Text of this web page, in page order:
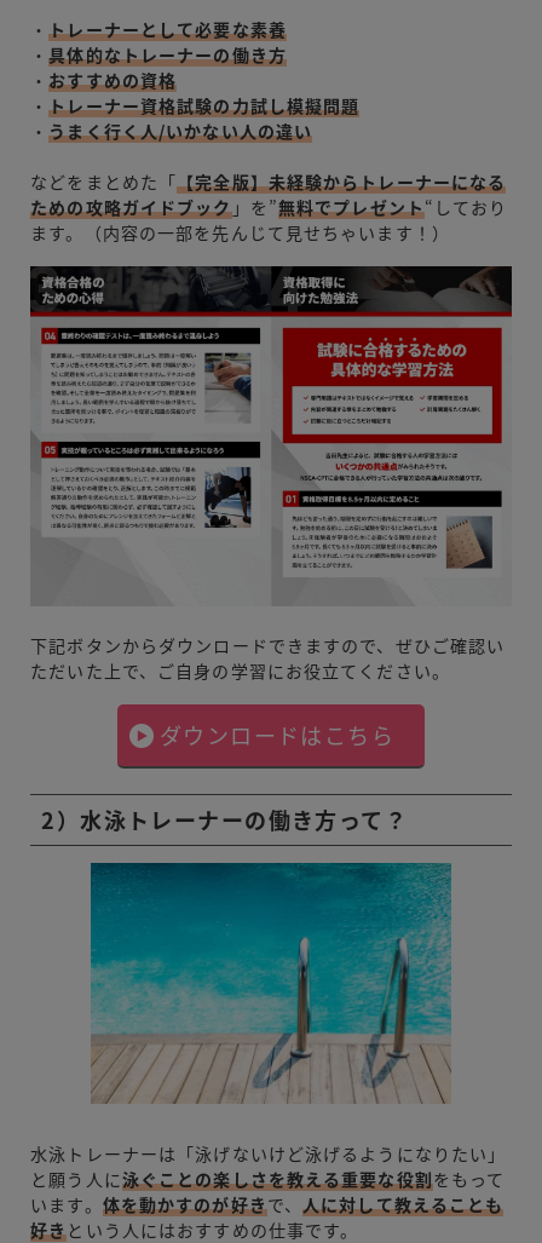
・トレーナーとして必要な素養
・具体的なトレーナーの働き方
・おすすめの資格
・トレーナー資格試験の力試し模擬問題
・うまく行く人/いかない人の違い
などをまとめた「【完全版】未経験からトレーナーになる
ための攻略ガイドブック」を”無料でプレゼント“しており
ます。（内容の一部を先んじて見せちゃいます！）
下記ボタンからダウンロードできますので、ぜひご確認い
ただいた上で、ご自身の学習にお役立てください。
ダウンロードはこちら
2）水泳トレーナーの働き方って？
水泳トレーナーは「泳げないけど泳げるようになりたい」
と願う人に泳ぐことの楽しさを教える重要な役割をもって
います。 体を動かすのが好きで、人に対して教えることも
好きという人にはおすすめの仕事です。